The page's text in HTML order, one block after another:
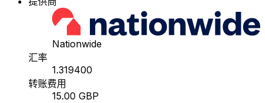
Nationwide
汇率
1.319400
转账费用
15.00 GBP